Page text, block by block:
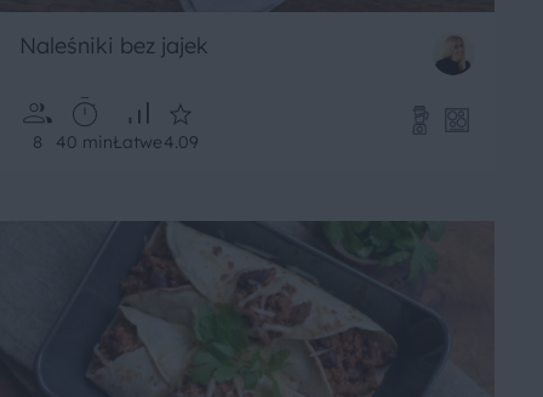
Naleśniki bez jajek
8 40 minŁatwe4.09